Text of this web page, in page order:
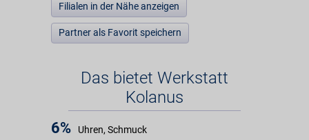
Filialen in der Nähe anzeigen
Partner als Favorit speichern
Das bietet Werkstatt
Kolanus
6% Uhren, Schmuck